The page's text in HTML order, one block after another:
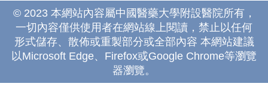
© 2023 本網站內容屬中國醫藥大學附設醫院所有，
一切內容僅供使用者在網站線上閱讀，禁止以任何
形式儲存、散佈或重製部分或全部內容 本網站建議
以Microsoft Edge、Firefox或Google Chrome等瀏覽
器瀏覽。